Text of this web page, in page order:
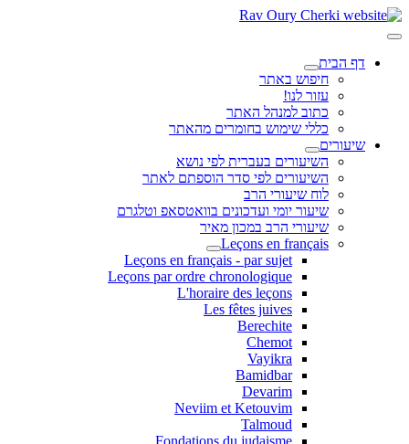
דף הבית
חיפוש באתר
עזור לנו!
כתוב למנהל האתר
כללי שימוש בחומרים מהאתר
שיעורים
השיעורים בעברית לפי נושא
השיעורים לפי סדר הוספתם לאתר
לוח שיעורי הרב
שיעור יומי ועדכונים בוואטסאפ וטלגרם
שיעורי הרב במכון מאיר
Leçons en français
Leçons en français - par sujet
Leçons par ordre chronologique
L'horaire des leçons
Les fêtes juives
Berechite
Chemot
Vayikra
Bamidbar
Devarim
Neviim et Ketouvim
Talmoud
Fondations du judaisme